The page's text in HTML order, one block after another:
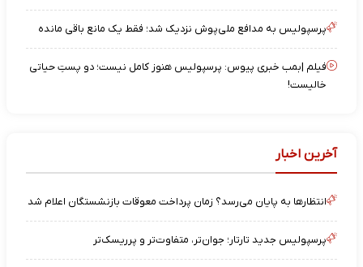
پرسپولیس به مدافع ملی‌پوش نزدیک شد؛ فقط یک مانع باقی مانده
فیلم |بمب خبری پیوس: پرسپولیس هنوز کامل نیست؛ دو پستِ حیاتی
خالیست!
آخرین اخبار
انتظارها به پایان می‌رسد؟ زمان پرداخت معوقات بازنشستگان اعلام شد
پرسپولیس جدید تارتار؛ جوان‌تر، متفاوت‌تر و پرریسک‌تر